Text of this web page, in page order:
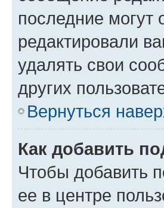
последние могут
редактировали
удалять свои
других
Вернуться
Как добавить
Чтобы добавить
ее в центре